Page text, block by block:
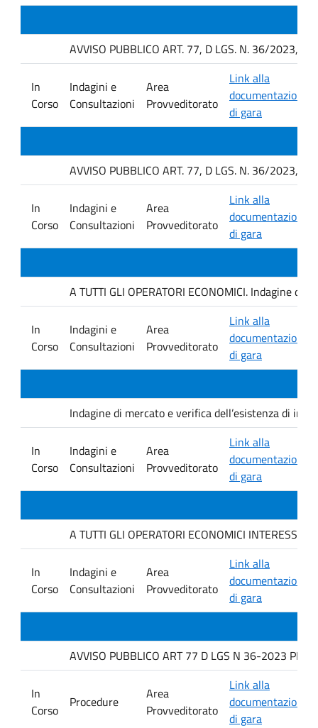
AVVISO PUBBLICO ART. 77, D LGS. N. 36/2023,
In
Corso
Indagini e
Consultazioni
Area
Provveditorato
Link alla
documentazione
di gara
AVVISO PUBBLICO ART. 77, D LGS. N. 36/2023,
In
Corso
Indagini e
Consultazioni
Area
Provveditorato
Link alla
documentazione
di gara
A TUTTI GLI OPERATORI ECONOMICI. Indagine
In
Corso
Indagini e
Consultazioni
Area
Provveditorato
Link alla
documentazione
di gara
Indagine di mercato e verifica dell’esistenza di
In
Corso
Indagini e
Consultazioni
Area
Provveditorato
Link alla
documentazione
di gara
A TUTTI GLI OPERATORI ECONOMICI
In
Corso
Indagini e
Consultazioni
Area
Provveditorato
Link alla
documentazione
di gara
AVVISO PUBBLICO ART 77 D LGS N 36-2023 PER
In
Corso
Procedure
Area
Provveditorato
Link alla
documentazione
di gara